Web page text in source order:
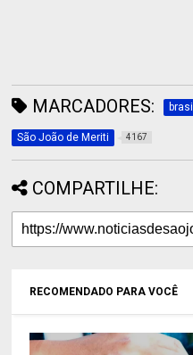
MARCADORES: brasil
São João de Meriti 4167
COMPARTILHE:
RECOMENDADO PARA VOCÊ